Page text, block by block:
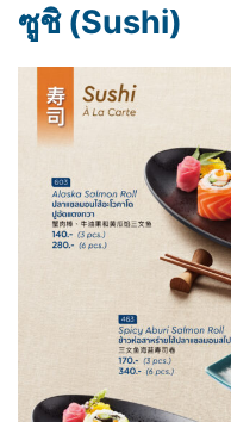
ซูชิ (Sushi)